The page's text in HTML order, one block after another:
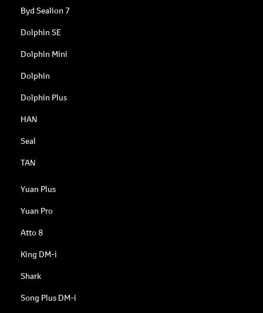
Byd Sealion 7
Dolphin SE
Dolphin Mini
Dolphin
Dolphin Plus
HAN
Seal
TAN
Yuan Plus
Yuan Pro
Atto 8
King DM-i
Shark
Song Plus DM-i